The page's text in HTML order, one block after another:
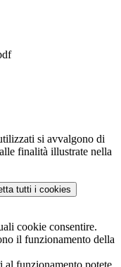
si avvalgono di
finalità illustrate nella
tutti i cookies
cookie consentire.
il funzionamento della
al funzionamento potete